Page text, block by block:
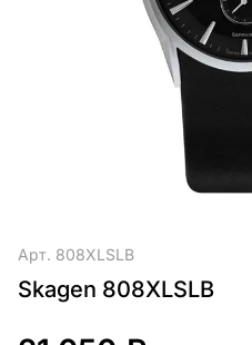
Арт. 808XLSLB
Skagen 808XLSLB